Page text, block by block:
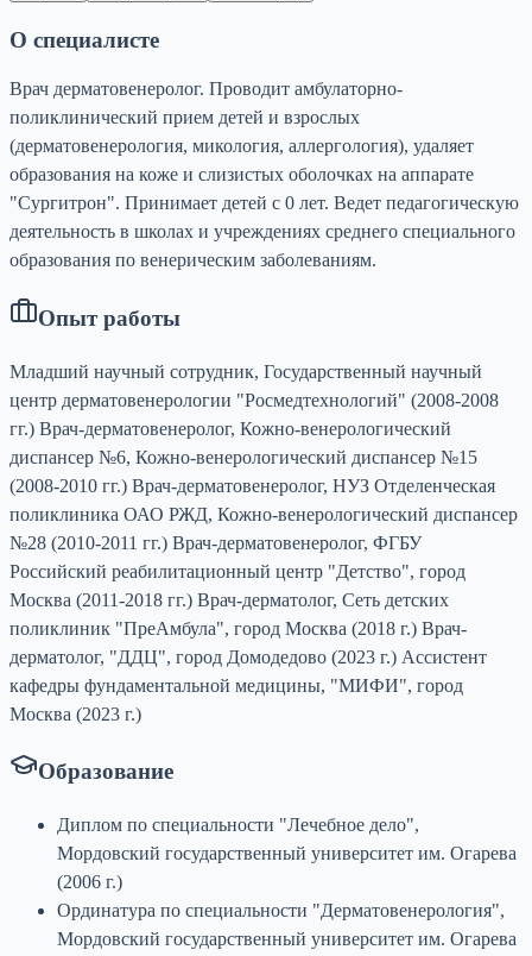
О специалисте
Врач дерматовенеролог. Проводит амбулаторно-
поликлинический прием детей и взрослых
(дерматовенерология, микология, аллергология), удаляет
образования на коже и слизистых оболочках на аппарате
"Сургитрон". Принимает детей с 0 лет. Ведет педагогическую
деятельность в школах и учреждениях среднего специального
образования по венерическим заболеваниям.
Опыт работы
Младший научный сотрудник, Государственный научный
центр дерматовенерологии "Росмедтехнологий" (2008-2008
гг.) Врач-дерматовенеролог, Кожно-венерологический
диспансер №6, Кожно-венерологический диспансер №15
(2008-2010 гг.) Врач-дерматовенеролог, НУЗ Отделенческая
поликлиника ОАО РЖД, Кожно-венерологический диспансер
№28 (2010-2011 гг.) Врач-дерматовенеролог, ФГБУ
Российский реабилитационный центр "Детство", город
Москва (2011-2018 гг.) Врач-дерматолог, Сеть детских
поликлиник "ПреАмбула", город Москва (2018 г.) Врач-
дерматолог, "ДДЦ", город Домодедово (2023 г.) Ассистент
кафедры фундаментальной медицины, "МИФИ", город
Москва (2023 г.)
Образование
Диплом по специальности "Лечебное дело",
Мордовский государственный университет им. Огарева
(2006 г.)
Ординатура по специальности "Дерматовенерология",
Мордовский государственный университет им. Огарева